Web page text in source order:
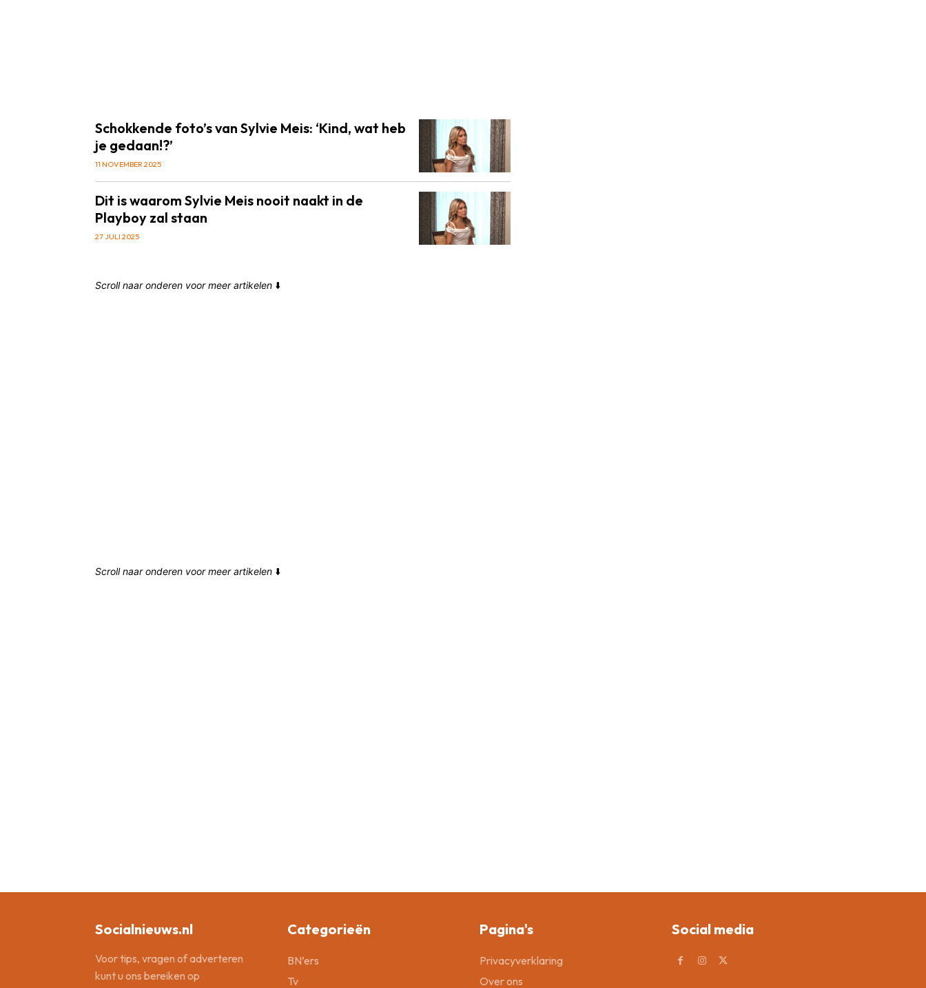
Schokkende foto’s van Sylvie Meis: ‘Kind, wat heb
je gedaan!?’
11 NOVEMBER 2025
Dit is waarom Sylvie Meis nooit naakt in de
Playboy zal staan
27 JULI 2025
Scroll naar onderen voor meer artikelen ⬇️
Scroll naar onderen voor meer artikelen ⬇️
Socialnieuws.nl
Voor tips, vragen of adverteren
kunt u ons bereiken op
Categorieën
BN’ers
Tv
Pagina's
Privacyverklaring
Over ons
Social media